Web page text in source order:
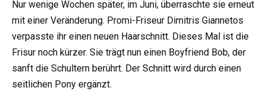
Nur wenige Wochen später, im Juni, überraschte sie erneut
mit einer Veränderung. Promi-Friseur Dimitris Giannetos
verpasste ihr einen neuen Haarschnitt. Dieses Mal ist die
Frisur noch kürzer. Sie trägt nun einen Boyfriend Bob, der
sanft die Schultern berührt. Der Schnitt wird durch einen
seitlichen Pony ergänzt.